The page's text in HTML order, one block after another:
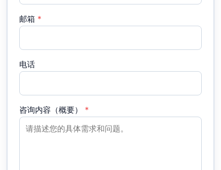
邮箱 *
电话
咨询内容（概要） *